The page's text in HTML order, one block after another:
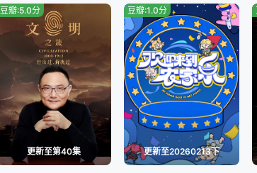
20260624游戏特辑
20260628跑男档案 20260629(
20260703第11期
20260708.游戏特辑
20260424第1期
更新至第40集
豆瓣:5.0分
更新至20260213下
豆瓣:1.0分